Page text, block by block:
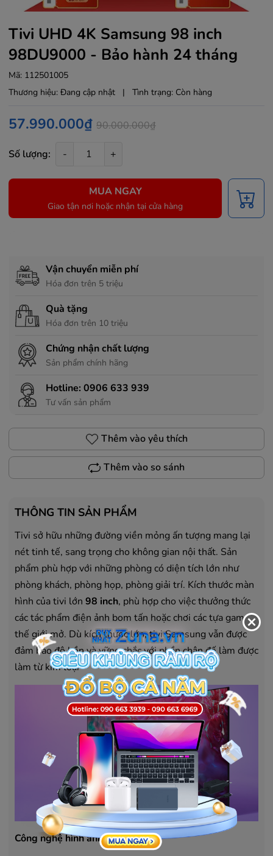
Tivi UHD 4K Samsung 98 inch
98DU9000 - Bảo hành 24 tháng
Mã: 112501005
Thương hiệu: Đang cập nhật | Tình trạng: Còn hàng
57.990.000₫ 90.000.000₫
Số lượng: - +
MUA NGAY
Giao tận nơi hoặc nhận tại cửa hàng
Vận chuyển miễn phí
Hóa đơn trên 5 triệu
Quà tặng
Hóa đơn trên 10 triệu
Chứng nhận chất lượng
Sản phẩm chính hãng
Hotline: 0906 633 939
Tư vấn sản phẩm
Thêm vào yêu thích
Thêm vào so sánh
THÔNG TIN SẢN PHẨM
Tivi sở hữu những đường viền mỏng ấn tượng mang lại
nét tinh tế, sang trọng cho không gian nội thất. Sản
phẩm phù hợp với những phòng có diện tích lớn như
phòng khách, phòng họp, phòng giải trí. Kích thước màn
hình của tivi lớn 98 inch, phù hợp cho việc thưởng thức
các tác phẩm điện ảnh bom tấn hoặc chơi các tựa game
thế giới mở. Dù kích thước lớn, tivi Samsung vẫn được
đảm bảo độ bền và vững chắc với phần chân đế làm được
làm từ kim loại
Công nghệ hình ảnh